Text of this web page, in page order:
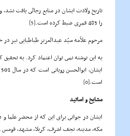
تاریخ ولادت ایشان در منابع رجالى یافت
را 483 قمری ضبط کرده است.
[5]
مرحوم علاّمه سیّد عبدالعزیز طباطبایى
است.[6]
مشایخ و اساتید
ایشان در جوانى براى این که از محضر علما و
مکه، مدینه، نجف اشرف، کربلا، مشهد، قومس ـ